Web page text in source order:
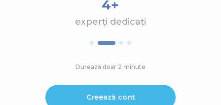
4+
experți dedicați
Durează doar 2 minute
Creează cont